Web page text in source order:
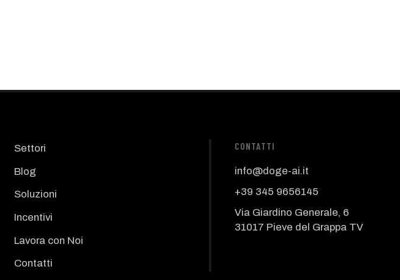
Settori
Blog
Soluzioni
Incentivi
Lavora con Noi
Contatti
CONTATTI
info@doge-ai.it
+39 345 9656145
Via Giardino Generale, 6
31017 Pieve del Grappa TV